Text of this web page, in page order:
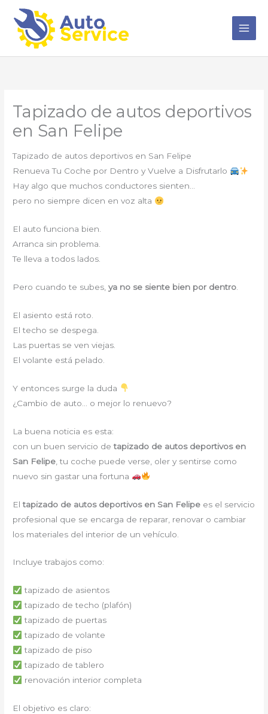
contenido
Tapizado de autos deportivos
en San Felipe
Tapizado de autos deportivos en San Felipe
Renueva Tu Coche por Dentro y Vuelve a Disfrutarlo
Hay algo que muchos conductores sienten…
pero no siempre dicen en voz alta
El auto funciona bien.
Arranca sin problema.
Te lleva a todos lados.
Pero cuando te subes,ya no se siente bien por dentro
El asiento está roto.
El techo se despega.
Las puertas se ven viejas.
El volante está pelado.
Y entonces surge la duda
¿Cambio de auto… o mejor lo renuevo?
La buena noticia es esta:
con un buen servicio detapizado de autos deportivos en
San Felipe , tu coche puede verse, oler y sentirse como
nuevo sin gastar una fortuna
Eltapizado de autos deportivos en San Felipe es el servicio
profesional que se encarga de reparar, renovar o cambiar
los materiales del interior de un vehículo.
Incluye trabajos como:
tapizado de asientos
tapizado de techo (plafón)
tapizado de puertas
tapizado de volante
tapizado de piso
tapizado de tablero
renovación interior completa
El objetivo es claro: